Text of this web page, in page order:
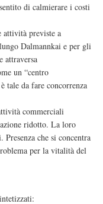
di calmierare i costi
attività previste a
Dalmannkai e per gli
attraversa
un “centro
tale da fare concorrenza
commerciali
ridotto. La loro
che si concentra
per la vitalità del